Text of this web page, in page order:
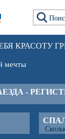
Искать:
КРАСОТУ
мечты
-